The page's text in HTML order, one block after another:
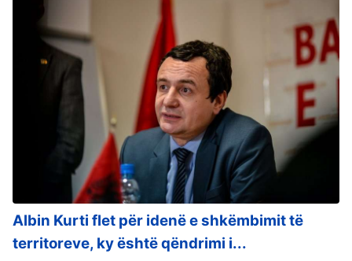
Albin Kurti flet për idenë e shkëmbimit të
territoreve, ky është qëndrimi i...